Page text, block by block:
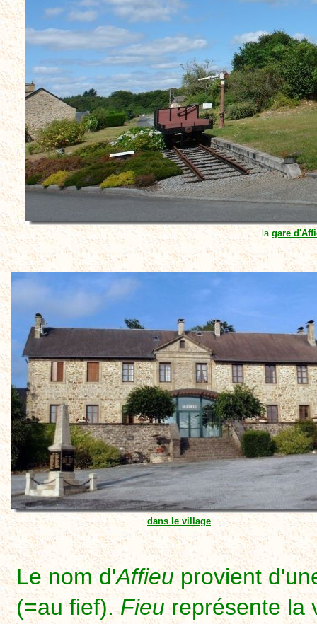
la gare
dans le village
Le nom d'Affieuprovient
(=au fief).Fieureprésente la